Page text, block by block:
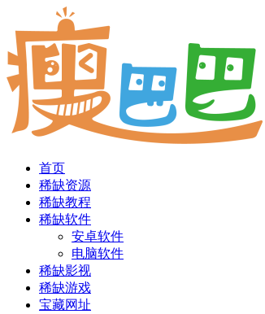
首页
稀缺资源
稀缺教程
稀缺软件
安卓软件
电脑软件
稀缺影视
稀缺游戏
宝藏网址